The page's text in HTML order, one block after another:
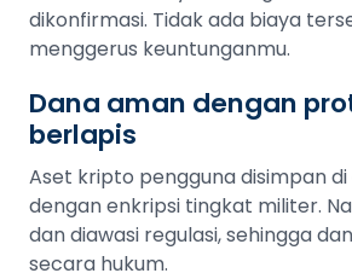
dikonfirmasi. Tidak ada biaya
menggerus keuntunganmu.
Dana aman dengan
berlapis
Aset kripto pengguna disimpan
dengan enkripsi tingkat militer.
dan diawasi regulasi, sehingga
secara hukum.